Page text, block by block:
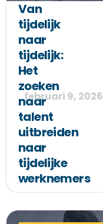
Van
tijdelijk
naar
tijdelijk:
Het
zoeken
naar
talent
uitbreiden
naar
tijdelijke
werknemers
februari 9, 2026